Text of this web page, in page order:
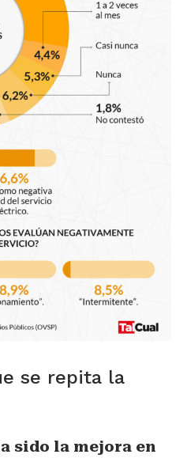
se repita la
sido la mejora en